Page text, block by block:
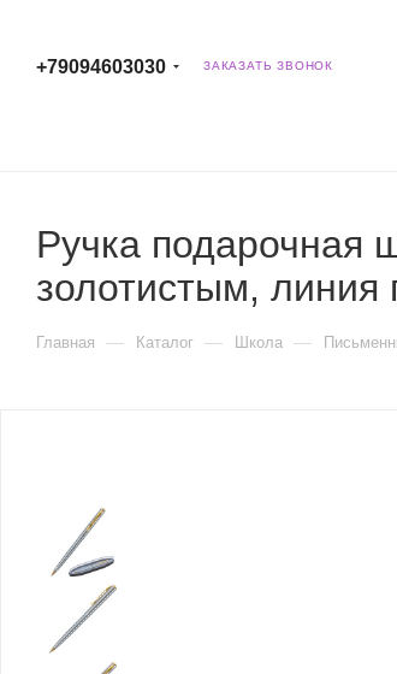
+79094603030 ЗАКАЗАТЬ ЗВОНОК
Ручка подарочная
золотистым,
Главная — Каталог — Школа —